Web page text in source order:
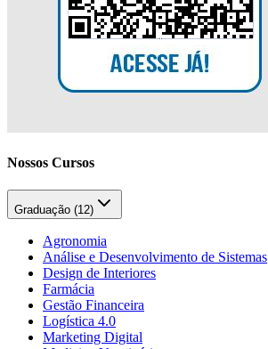
Nossos Cursos
Graduação (12)
Agronomia
Análise e Desenvolvimento de Sistemas
Design de Interiores
Farmácia
Gestão Financeira
Logística 4.0
Marketing Digital